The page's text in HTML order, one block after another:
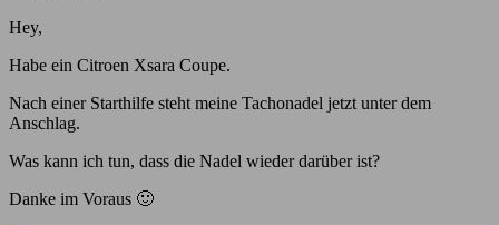
Hey,
Habe ein Citroen Xsara Coupe.
Nach einer Starthilfe steht meine Tachonadel jetzt unter dem
Anschlag.
Was kann ich tun, dass die Nadel wieder darüber ist?
Danke im Voraus 🙂